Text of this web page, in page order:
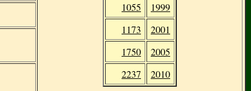
1055
1999
1173
2001
1750
2005
2237
2010